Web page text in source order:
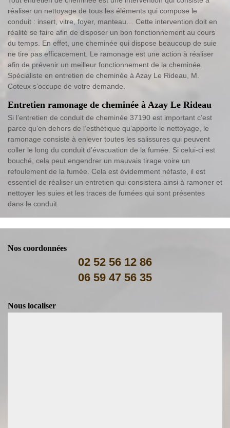
réaliser un nettoyage de tous les éléments qui compose le
conduit : insert, vitre, foyer, manteau… Cette intervention doit en
réalité se faire afin de disposer un bon fonctionnement au cours
du temps. En effet, une cheminée qui dispose beaucoup de suie
ne tire pas efficacement. Le ramonage est une action à réaliser
afin de prévenir un meilleur fonctionnement de la cheminée.
Spécialiste en entretien de cheminée à Azay Le Rideau, M.
Coteux s’occupe de votre demande.
Entretien ramonage de cheminée à Azay Le Rideau
Si l’entretien de conduit de cheminée 37190 est important c’est
parce qu’en dehors de l’esthétique qu’apporte le nettoyage, le
ramonage consiste à enlever toutes les salissures qui peuvent
coller le long du conduit d’évacuation de la fumée. Si celui-ci est
bouché, cela peut engendrer un mauvais tirage voire un
refoulement de la fumée. Cela est évidemment néfaste, il est
essentiel de réaliser un entretien qui consistera ainsi à ramoner et
nettoyer les suies et les traces de fumées qui sont présentes
dans le conduit.
Nos coordonnées
02 52 56 12 86
06 59 47 56 35
Nous localiser